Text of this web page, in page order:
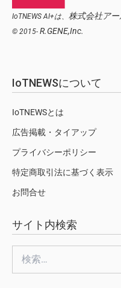
IoTNEWS AI+は、 株式会社ア
© 2015- R.GENE,Inc.
IoTNEWSについて
IoTNEWSとは
広告掲載・タイアップ
プライバシーポリシー
特定商取引法に基づく表示
お問合せ
サイト内検索
索: